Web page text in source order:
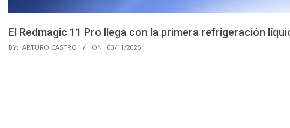
El Redmagic 11 Pro llega con la primera refrigeración
BY: ARTURO CASTRO ON: 03/11/2025